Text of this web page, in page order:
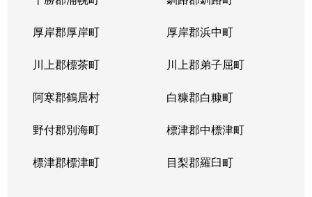
厚岸郡厚岸町 厚岸郡浜中町
川上郡標茶町 川上郡弟子屈町
阿寒郡鶴居村 白糠郡白糠町
野付郡別海町 標津郡中標津町
標津郡標津町 目梨郡羅臼町